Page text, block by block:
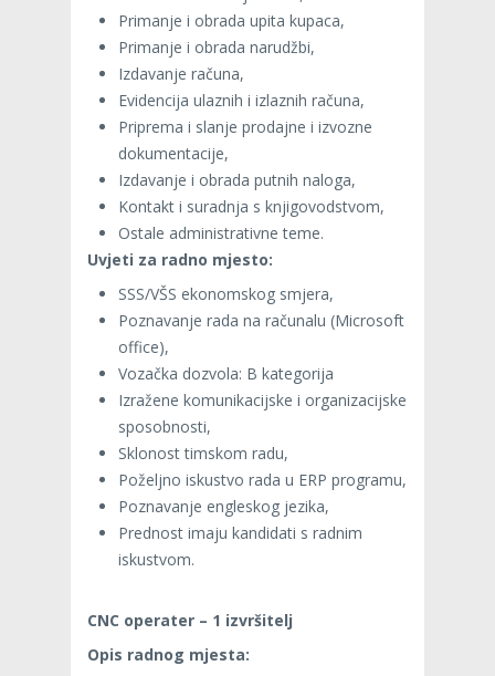
Primanje i obrada upita kupaca,
Primanje i obrada narudžbi,
Izdavanje računa,
Evidencija ulaznih i izlaznih računa,
Priprema i slanje prodajne i izvozne
dokumentacije,
Izdavanje i obrada putnih naloga,
Kontakt i suradnja s knjigovodstvom,
Ostale administrativne teme.
Uvjeti za radno mjesto:
SSS/VŠS ekonomskog smjera,
Poznavanje rada na računalu (Microsoft
office),
Vozačka dozvola: B kategorija
Izražene komunikacijske i organizacijske
sposobnosti,
Sklonost timskom radu,
Poželjno iskustvo rada u ERP programu,
Poznavanje engleskog jezika,
Prednost imaju kandidati s radnim
iskustvom.
CNC operater – 1 izvršitelj
Opis radnog mjesta: